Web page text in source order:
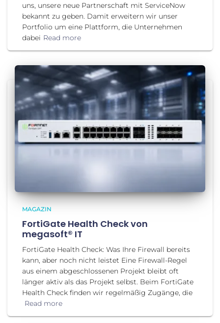
uns, unsere neue Partnerschaft mit ServiceNow
bekannt zu geben. Damit erweitern wir unser
Portfolio um eine Plattform, die Unternehmen
dabei Read more
MAGAZIN
FortiGate Health Check von
megasoft® IT
FortiGate Health Check: Was Ihre Firewall bereits
kann, aber noch nicht leistet Eine Firewall-Regel
aus einem abgeschlossenen Projekt bleibt oft
länger aktiv als das Projekt selbst. Beim FortiGate
Health Check finden wir regelmäßig Zugänge, die
Read more